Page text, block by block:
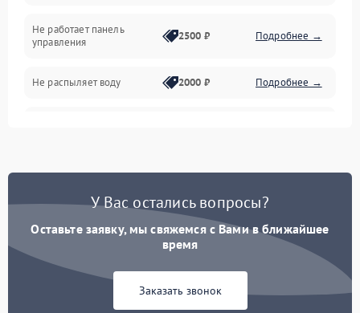
Гигиена
Программное обеспечение
Не работает панель
управления
2500 ₽ Подробнее →
Не распыляет воду 2000 ₽ Подробнее →
Проблемы с набором
Не работает сушилка 2100 ₽ Подробнее →
Сбои в работе таймера 1700 ₽
У Вас остались вопросы?
Оставьте заявку, мы свяжемся с Вами в ближайшее
время
Заказать звонок